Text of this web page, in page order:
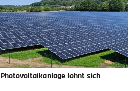
lohnt sich